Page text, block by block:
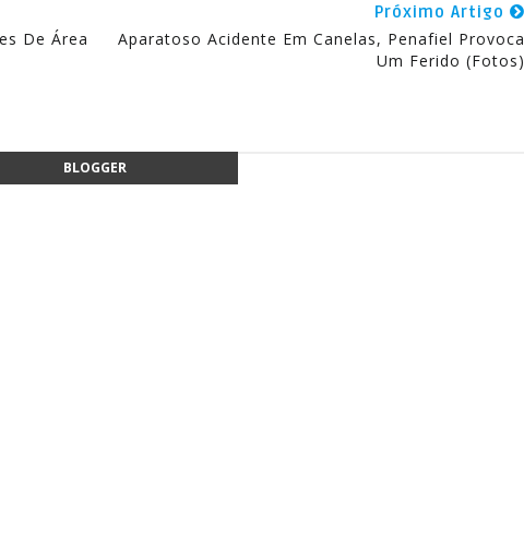
De Área
Próximo Artigo
Aparatoso Acidente Em Canelas, Penafiel Provoca
Um Ferido (fotos)
BLOGGER